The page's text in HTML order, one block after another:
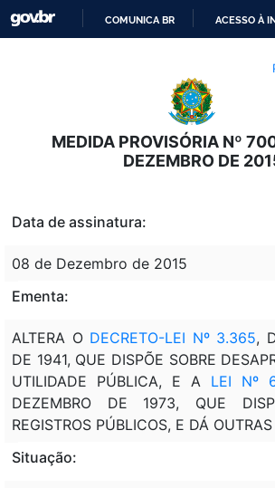
O
CONTEÚDO
COMUNICA BR ACESSO À
MEDIDA PROVISÓRIA Nº
DEZEMBRO DE
Data de assinatura:
08 de Dezembro de 2015
Ementa:
ALTERA O DECRETO-LEI Nº 3.365,
DE 1941, QUE DISPÕE SOBRE
UTILIDADE PÚBLICA, E A LEI Nº
DEZEMBRO DE 1973, QUE
REGISTROS PÚBLICOS, E DÁ
Situação: